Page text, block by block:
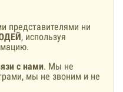
представителями ни
, используя
с нами. Мы не
мы не звоним и не